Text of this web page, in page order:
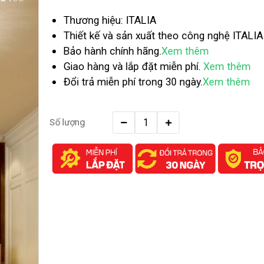
Thương hiệu: ITALIA
Thiết kế và sản xuất theo công nghệ ITALIA
Bảo hành chính hãng.Xem thêm
Giao hàng và lắp đặt miễn phí. Xem thêm
Đổi trả miễn phí trong 30 ngày.Xem thêm
Số lượng